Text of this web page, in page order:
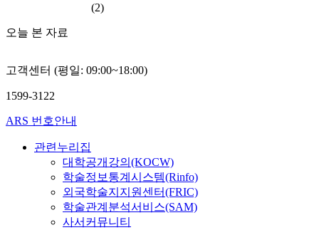
(2)
오늘 본 자료
고객센터 (평일: 09:00~18:00)
1599-3122
ARS 번호안내
관련누리집
대학공개강의(KOCW)
학술정보통계시스템(Rinfo)
외국학술지지원센터(FRIC)
학술관계분석서비스(SAM)
사서커뮤니티